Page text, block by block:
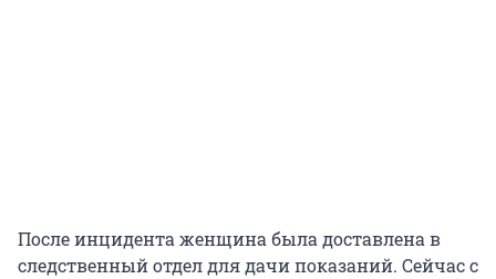
После инцидента женщина была доставлена в
следственный отдел для дачи показаний. Сейчас с